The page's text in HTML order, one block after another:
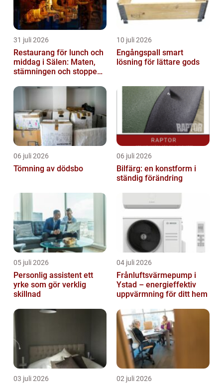
31 juli 2026
Restaurang för lunch och
middag i Sälen: Maten,
stämningen och stoppen
10 juli 2026
Engångspall smart
lösning för lättare gods
06 juli 2026
Tömning av dödsbo
06 juli 2026
Bilfärg: en konstform i
ständig förändring
05 juli 2026
Personlig assistent ett
yrke som gör verklig
skillnad
04 juli 2026
Frånluftsvärmepump i
Ystad – energieffektiv
uppvärmning för ditt hem
03 juli 2026 02 juli 2026